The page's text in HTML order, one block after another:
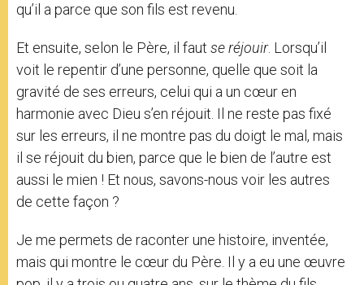
qu’il a parce que son fils est revenu.
Et ensuite, selon le Père, il faut se réjouir. Lorsqu’il
voit le repentir d’une personne, quelle que soit la
gravité de ses erreurs, celui qui a un cœur en
harmonie avec Dieu s’en réjouit. Il ne reste pas fixé
sur les erreurs, il ne montre pas du doigt le mal, mais
il se réjouit du bien, parce que le bien de l’autre est
aussi le mien ! Et nous, savons-nous voir les autres
de cette façon ?
Je me permets de raconter une histoire, inventée,
mais qui montre le cœur du Père. Il y a eu une œuvre